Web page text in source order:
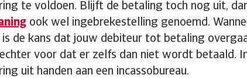
te voldoen. Blijft de betaling toch nog uit,
ook wel ingebrekestelling genoemd.
de kans dat jouw debiteur tot betaling
voor dat er zelfs dan niet wordt betaald.
uit handen aan een incassobureau.